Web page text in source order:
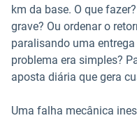
km da base. O que
grave? Ou ordenar o
paralisando uma
problema era simples?
aposta diária que gera
Uma falha mecânica